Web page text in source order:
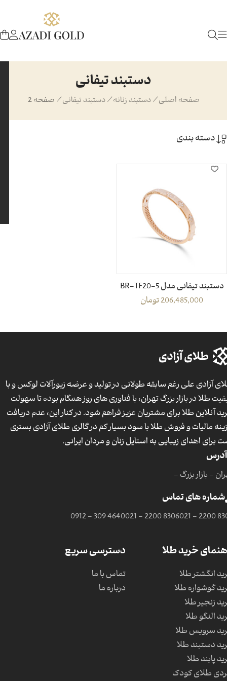
دستبند تیفانی
صفحه اصلی / دستبند زنانه / دستبند تیفانی / صفحه 2
دسته بندی
دستبند تیفانی مدل BR-TF20-5
206,485,000تومان
آزادی علی رغم سابقه طولانی در تولید و عرضه زیورآلات لوکس و با
طلا در بازار بزرگ تهران، با فناوری های روز همگام بوده تا سهولت
آنلاین طلا برای مشتریان عزیز فراهم شود. در کنار این، عدم دریافت
مالیات و فروش طلا با سود بسیار کم در گالری طلای آزادی بستری
برای اهدای زیبایی به استایل زنان و مردان ایرانی.
آدرس
- بازار بزرگ -
شماره های تماس
021 - 2200
021 - 2200 8306
0912 - 309 4640
خرید طلا
انگشتر طلا
گوشواره طلا
زنجیر طلا
النگو طلا
سرویس طلا
دستبند طلا
پابند طلا
طلای کودک
دسترسی سریع
تماس با ما
درباره ما